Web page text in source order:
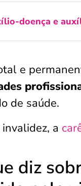
doença e
e
de saúde.
a
diz